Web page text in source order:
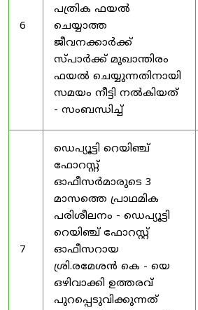
6
പത്രിക ഫയൽ
ചെയ്യാത്ത
ജീവനക്കാർക്ക്
സ്പാർക്ക് മുഖാന്തിരം
ഫയൽ ചെയ്യുന്നതിനായി
സമയം നീട്ടി നൽകിയത്
- സംബന്ധിച്ച്
7
ഡെപ്യൂട്ടി റെയിഞ്ച്
ഫോറസ്റ്റ്
ഓഫീസർമാരുടെ 3
മാസത്തെ പ്രാഥമിക
പരിശീലനം - ഡെപ്യൂട്ടി
റെയിഞ്ച് ഫോറസ്റ്റ്
ഓഫീസറായ
ശ്രി.രമേശൻ കെ - യെ
ഒഴിവാക്കി ഉത്തരവ്
പുറപ്പെടുവിക്കുന്നത്